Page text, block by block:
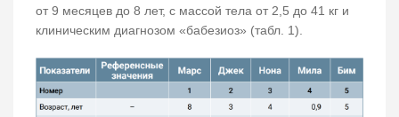
от 9 месяцев до 8 лет, с массой тела от 2,5 до 41 кг и
клиническим диагнозом «бабезиоз» (табл. 1).